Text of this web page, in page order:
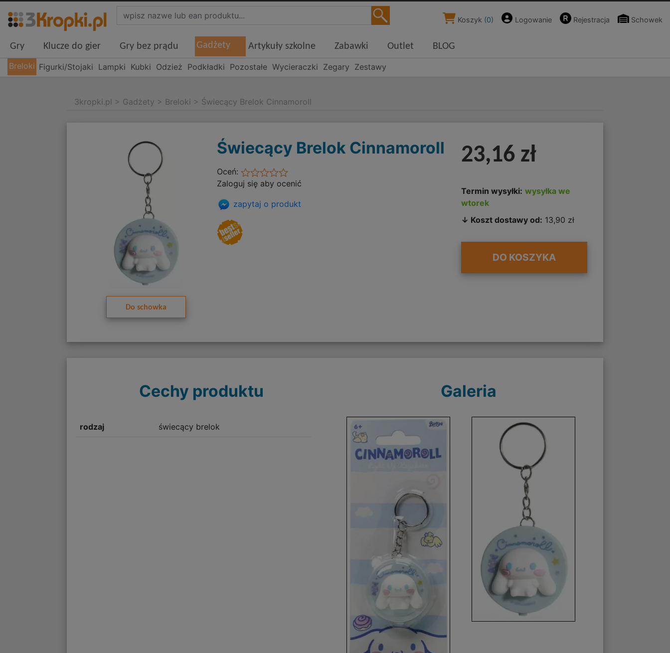
Koszyk (0) Logowanie Rejestracja Schowek
Gry Klucze do gier Gry bez prądu Gadżety Artykuły szkolne Zabawki Outlet
BLOG
Breloki Figurki/Stojaki Lampki Kubki Odzież Podkładki Pozostałe Wycieraczki Zegary Zestawy
3kropki.pl > Gadżety > Breloki > Świecący Brelok Cinnamoroll
Do schowka
Świecący Brelok Cinnamoroll
Oceń:
Zaloguj się aby ocenić
zapytaj o produkt
23,16 zł
Termin wysyłki: wysyłka we
wtorek
↓ Koszt dostawy od: 13,90 zł
DO KOSZYKA
Cechy produktu
rodzaj świecący brelok
Galeria